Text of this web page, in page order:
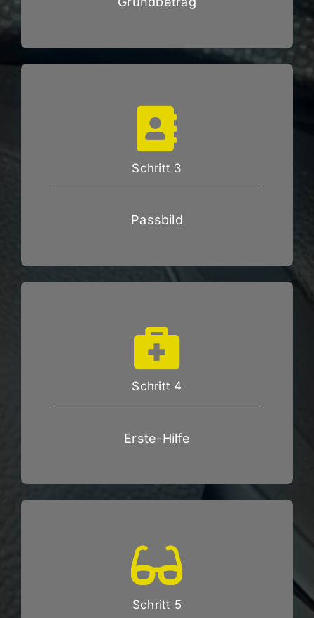
Schritt 3
Passbild
Schritt 4
Erste-Hilfe
Schritt 5